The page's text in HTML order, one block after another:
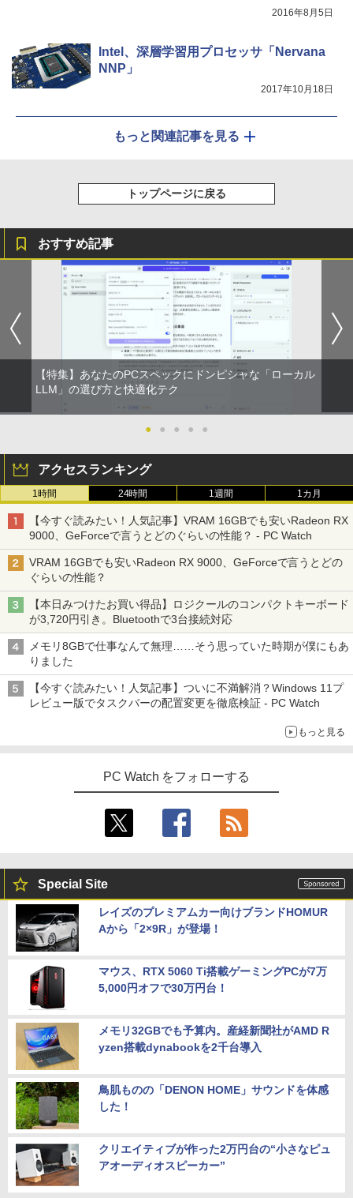
2016年8月5日
Intel、深層学習用プロセッサ「Nervana
NNP」
2017年10月18日
もっと関連記事を見る
トップページに戻る
おすすめ記事
【特集】あなたのPCスペックにドンピシャな「ローカル
LLM」の選び方と快適化テク
● ● ● ● ●
アクセスランキング
1時間 24時間 1週間 1カ月
【今すぐ読みたい！人気記事】VRAM 16GBでも安いRadeon RX
9000、GeForceで言うとどのぐらいの性能？ - PC Watch
VRAM 16GBでも安いRadeon RX 9000、GeForceで言うとどの
ぐらいの性能？
【本日みつけたお買い得品】ロジクールのコンパクトキーボード
が3,720円引き。Bluetoothで3台接続対応
メモリ8GBで仕事なんて無理……そう思っていた時期が僕にもあ
りました
【今すぐ読みたい！人気記事】ついに不満解消？Windows 11プ
レビュー版でタスクバーの配置変更を徹底検証 - PC Watch
もっと見る
PC Watch をフォローする
Special Site
レイズのプレミアムカー向けブランドHOMUR
Aから「2×9R」が登場！
マウス、RTX 5060 Ti搭載ゲーミングPCが7万
5,000円オフで30万円台！
メモリ32GBでも予算内。産経新聞社がAMD R
yzen搭載dynabookを2千台導入
鳥肌ものの「DENON HOME」サウンドを体感
した！
クリエイティブが作った2万円台の“小さなピュ
アオーディオスピーカー”